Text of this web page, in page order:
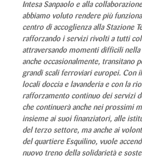
Intesa Sanpaolo e alla
abbiamo voluto rendere più
centro di accoglienza alla Stazione
rafforzando i servizi rivolti a tutti
attraversando momenti difficili nella
anche occasionalmente, transitano
grandi scali ferroviari europei. Con
locali doccia e lavanderia e con la
rafforzamento continuo dei servizi
che continuerà anche nei prossimi
insieme ai suoi finanziatori, alle
del terzo settore, ma anche ai
del quartiere Esquilino, vuole
nuovo treno della solidarietà e